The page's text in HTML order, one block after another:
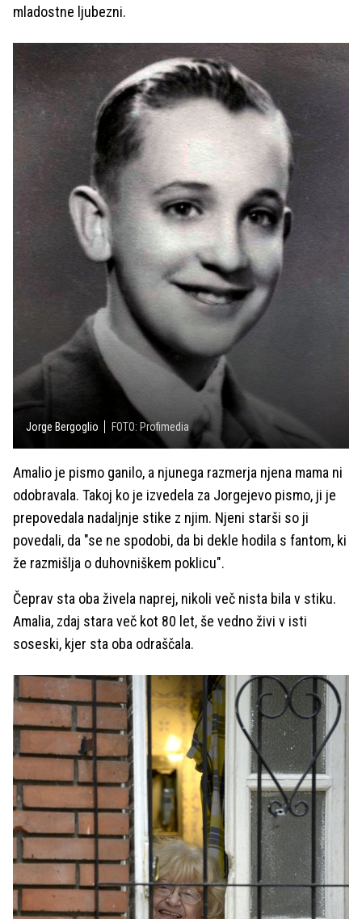
mladostne ljubezni.
Jorge Bergoglio FOTO: Profimedia
Amalio je pismo ganilo, a njunega razmerja njena mama ni
odobravala. Takoj ko je izvedela za Jorgejevo pismo, ji je
prepovedala nadaljnje stike z njim. Njeni starši so ji
povedali, da "se ne spodobi, da bi dekle hodila s fantom, ki
že razmišlja o duhovniškem poklicu".
Čeprav sta oba živela naprej, nikoli več nista bila v stiku.
Amalia, zdaj stara več kot 80 let, še vedno živi v isti
soseski, kjer sta oba odraščala.